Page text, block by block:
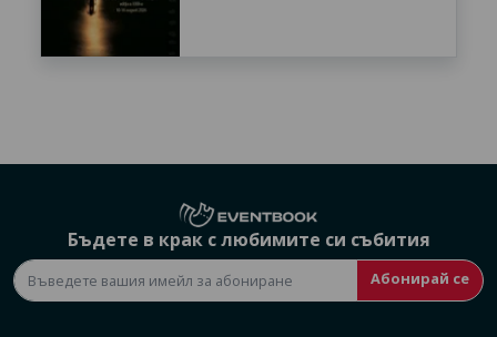
Бъдете в крак с любимите си събития
Абонирай се